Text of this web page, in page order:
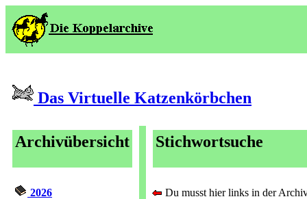
Das Virtuelle Katzenkörbchen
Archivübersicht
2026
Stichwortsuche
Du musst hier links in der